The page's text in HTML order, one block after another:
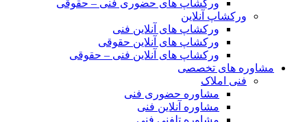
ورکشاپ های حضوری فنی – حقوقی
ورکشاپ آنلاین
ورکشاپ های آنلاین فنی
ورکشاپ های آنلاین حقوقی
ورکشاپ های آنلاین فنی – حقوقی
مشاوره های تخصصی
فنی املاک
مشاوره حضوری فنی
مشاوره آنلاین فنی
مشاوره تلفنی فنی